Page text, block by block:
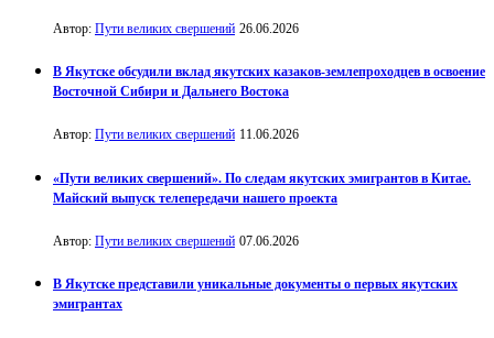
Автор: Пути великих свершений 26.06.2026
В Якутске обсудили вклад якутских казаков-землепроходцев в освоение
Восточной Сибири и Дальнего Востока
Автор: Пути великих свершений 11.06.2026
«Пути великих свершений». По следам якутских эмигрантов в Китае.
Майский выпуск телепередачи нашего проекта
Автор: Пути великих свершений 07.06.2026
В Якутске представили уникальные документы о первых якутских
эмигрантах